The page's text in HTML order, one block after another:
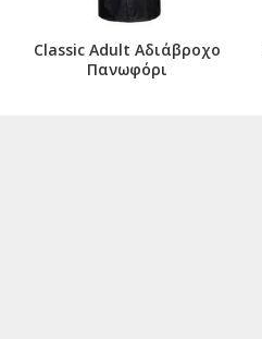
Classic Adult Αδιάβροχο
Πανωφόρι